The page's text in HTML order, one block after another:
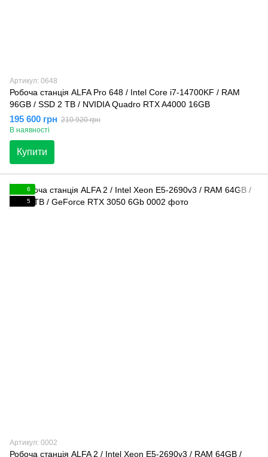
Артикул: 0648
Робоча станція ALFA Pro 648 / Intel Core i7-14700KF / RAM
96GB / SSD 2 TB / NVIDIA Quadro RTX A4000 16GB
195 600 грн 210 920 грн
В наявності
Купити
6
5
Артикул: 0002
Робоча станція ALFA 2 / Intel Xeon E5-2690v3 / RAM 64GB /